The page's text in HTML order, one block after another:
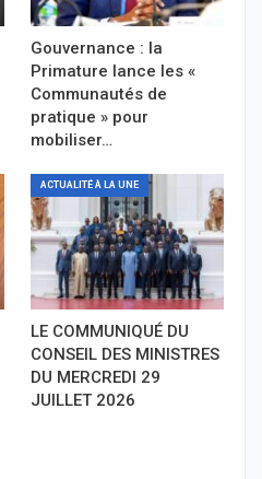
Gouvernance : la
Primature lance les «
Communautés de
pratique » pour
mobiliser…
ACTUALITÉ À LA UNE
LE COMMUNIQUÉ DU
CONSEIL DES MINISTRES
DU MERCREDI 29
JUILLET 2026